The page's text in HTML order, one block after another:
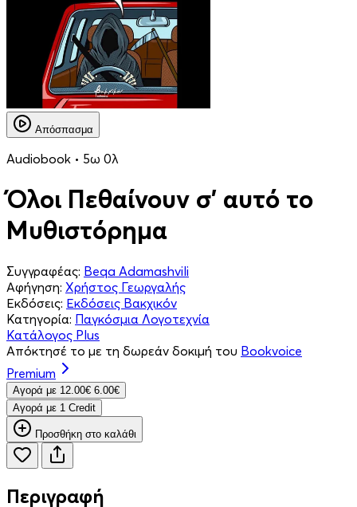
Απόσπασμα
Audiobook • 5ω 0λ
Όλοι Πεθαίνουν σ' αυτό το
Μυθιστόρημα
Συγγραφέας: Beqa Adamashvili
Αφήγηση: Χρήστος Γεωργαλής
Εκδόσεις: Εκδόσεις Βακχικόν
Κατηγορία: Παγκόσμια Λογοτεχνία
Κατάλογος Plus
Απόκτησέ το με τη δωρεάν δοκιμή του Bookvoice
Premium
Aγορά με 12.00€ 6.00€
Aγορά με 1 Credit
Προσθήκη στο καλάθι
Περιγραφή